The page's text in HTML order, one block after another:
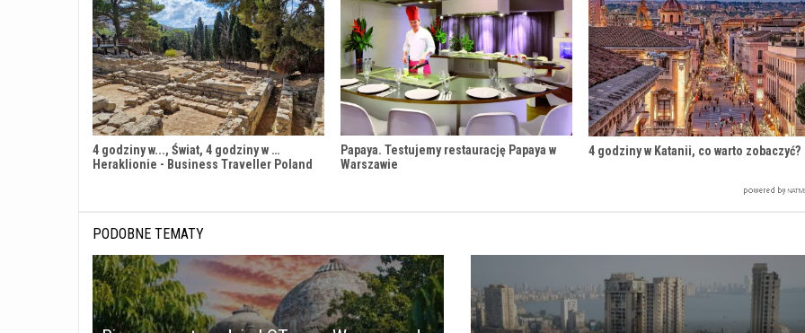
4 godziny w..., Świat, 4 godziny w …
Heraklionie - Business Traveller Poland
Papaya. Testujemy restaurację Papaya w
Warszawie
4 godziny w Katanii, co warto zobaczyć?
PODOBNE TEMATY